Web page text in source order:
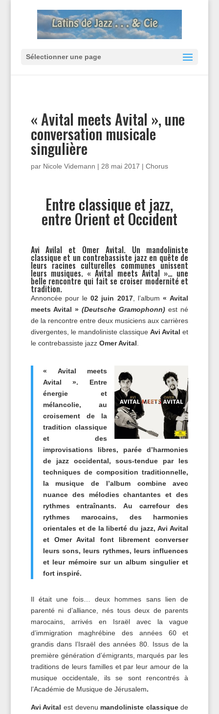
Sélectionner une page
« Avital meets Avital », une
conversation musicale
singulière
par Nicole Videmann | 28 mai 2017 | Chorus
Entre classique et jazz,
entre Orient et Occident
Avi Avilal et Omer Avital. Un mandoliniste
classique et un contrebassiste jazz en quête de
leurs racines culturelles communes unissent
leurs musiques. « Avital meets Avital »… une
belle rencontre qui fait se croiser modernité et
tradition.
Annoncée pour le02 juin 2017, l’album« Avital
meets Avital » (Deutsche Gramophonn) est né
de la rencontre entre deux musiciens aux carrières
divergentes, le mandoliniste classique Avi Avital et
le contrebassiste jazz Omer Avital
« Avital meets
Avital ». Entre
énergie et
mélancolie, au
croisement de la
tradition classique
et des
improvisations libres, parée d’harmonies
de jazz occidental, sous-tendue par les
techniques de composition traditionnelle,
la musique de l’album combine avec
nuance des mélodies chantantes et des
rythmes entraînants.
Au carrefour des
rythmes marocains, des harmonies
orientales et de la liberté du jazz, Avi Avital
et Omer Avital font librement converser
leurs sons, leurs rythmes, leurs influences
et leur mémoire sur un album singulieret
fort inspiré.
Il était une fois… deux hommes sans lien de
parenté ni d’alliance, nés tous deux de parents
marocains, arrivés en Israël avec la vague
d’immigration maghrébine des années 60 et
grandis dans l’Israël des années 80. Issus de la
première génération d’émigrants, marqués par les
traditions de leurs familles et par leur amour de la
musique occidentale, ils se sont rencontrés à
l’Académie de Musique de Jérusalem.
Avi Avital est devenu mandoliniste classiquede